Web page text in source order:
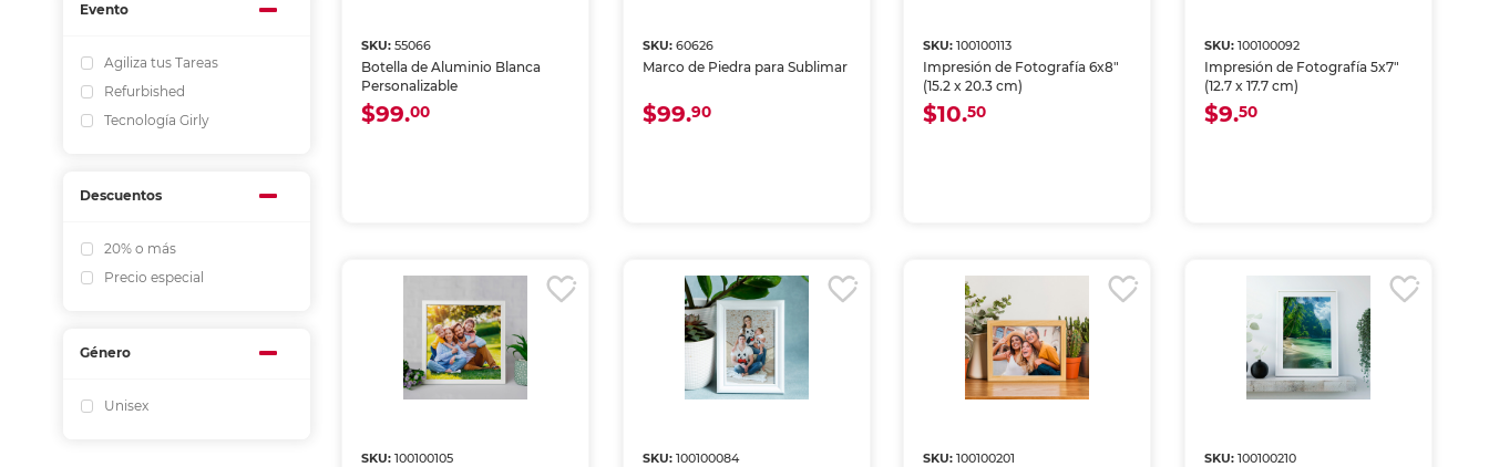
Evento
Agiliza tus Tareas
Refurbished
Tecnología Girly
Descuentos
20% o más
Precio especial
Género
Unisex
SKU:55066
Botella de Aluminio Blanca
Personalizable
$99.00
SKU: 60626
Marco de Piedra para Sublimar
$99.90
SKU:100100113
Impresión de Fotografía 6x8"
(15.2 x 20.3 cm)
$10.50
SKU: 100100092
Impresión de Fotografía 5x7"
(12.7 x 17.7 cm)
$9.50
SKU:100100105 SKU: 100100084 SKU:100100201 SKU: 100100210